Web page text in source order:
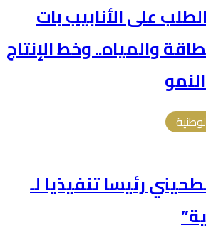
على الأنابيب بات
والمياه.. وخط الإنتاج
رئيسا تنفيذيا لـ